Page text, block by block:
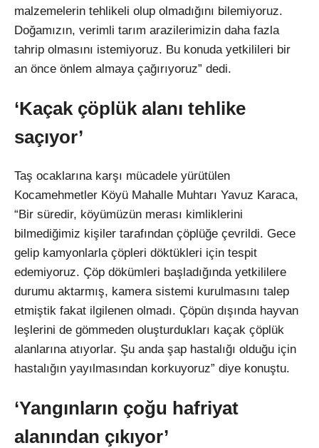
malzemelerin tehlikeli olup olmadığını bilemiyoruz.
Doğamızın, verimli tarım arazilerimizin daha fazla
tahrip olmasını istemiyoruz. Bu konuda yetkilileri bir
an önce önlem almaya çağırıyoruz” dedi.
‘Kaçak çöplük alanı tehlike
saçıyor’
Taş ocaklarına karşı mücadele yürütülen
Kocamehmetler Köyü Mahalle Muhtarı Yavuz Karaca,
“Bir süredir, köyümüzün merası kimliklerini
bilmediğimiz kişiler tarafından çöplüğe çevrildi. Gece
gelip kamyonlarla çöpleri döktükleri için tespit
edemiyoruz. Çöp dökümleri başladığında yetkililere
durumu aktarmış, kamera sistemi kurulmasını talep
etmiştik fakat ilgilenen olmadı. Çöpün dışında hayvan
leşlerini de gömmeden oluşturdukları kaçak çöplük
alanlarına atıyorlar. Şu anda şap hastalığı olduğu için
hastalığın yayılmasından korkuyoruz” diye konuştu.
‘Yangınların çoğu hafriyat
alanından çıkıyor’